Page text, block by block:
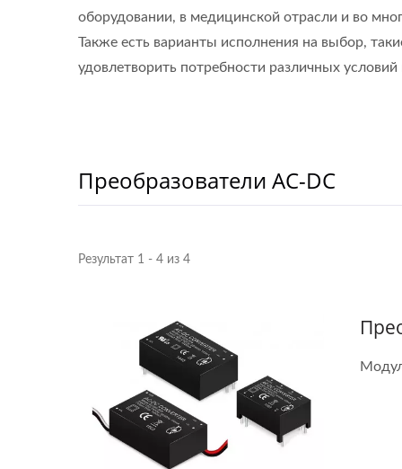
оборудовании, в медицинской отрасли и во
Также есть варианты исполнения на выбор,
удовлетворить потребности различных
Преобразователи AC-DC
Результат 1 - 4 из 4